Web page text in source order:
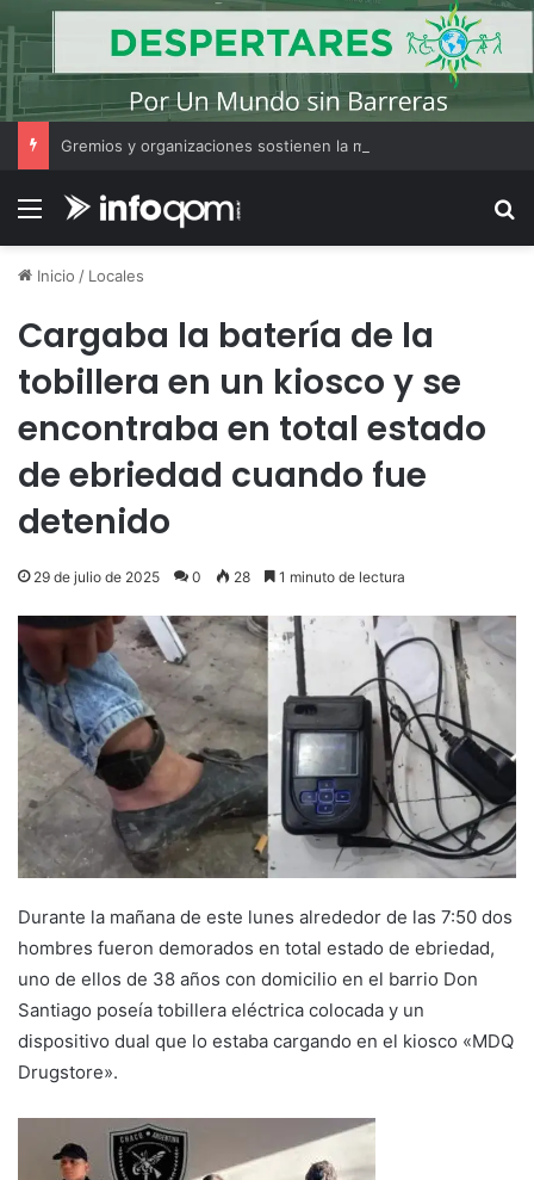
Menú
Inicio / Locales
Cargaba la batería de la
tobillera en un kiosco y se
encontraba en total estado
de ebriedad cuando fue
detenido
29 de julio de 2025 0 28 1 minuto de lectura
Durante la mañana de este lunes alrededor de las 7:50 dos
hombres fueron demorados en total estado de ebriedad,
uno de ellos de 38 años con domicilio en el barrio Don
Santiago poseía tobillera eléctrica colocada y un
dispositivo dual que lo estaba cargando en el kiosco «MDQ
Drugstore».